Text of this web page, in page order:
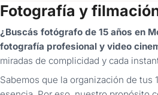
Fotografía y
¿Buscás fotógrafo de 15 años en
fotografía profesional y video
miradas de complicidad y cada
Sabemos que la organización de